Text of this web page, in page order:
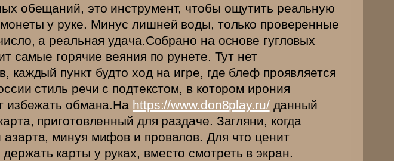
обещаний, это инструмент, чтобы ощутить реальную
у руке. Минус лишней воды, только проверенные
а реальная удача.Собрано на основе гугловых
самые горячие веяния по рунете. Тут нет
каждый пункт будто ход на игре, где блеф проявляется
стиль речи с подтекстом, в котором ирония
избежать обмана.На https://www.don8play.ru/данный
приготовленный для раздаче. Загляни, когда
минуя мифов и провалов. Для что ценит
карты у руках, вместо смотреть в экран.